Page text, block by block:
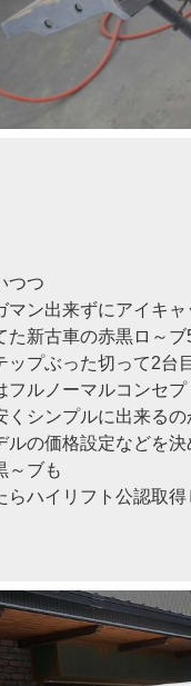
つつ
マン出来ずにアイキ
た新古車の赤黒ロ～ブ
ップぶった切って2台
フルノーマルコンセプ
くシンプルに出来る
ルの価格設定などを
～ブも
らハイリフト公認取